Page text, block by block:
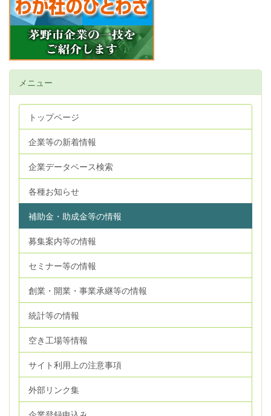
メニュー
トップページ
企業等の新着情報
企業データベース検索
各種お知らせ
補助金・助成金等の情報
募集案内等の情報
セミナー等の情報
創業・開業・事業承継等の情報
統計等の情報
空き工場等情報
サイト利用上の注意事項
外部リンク集